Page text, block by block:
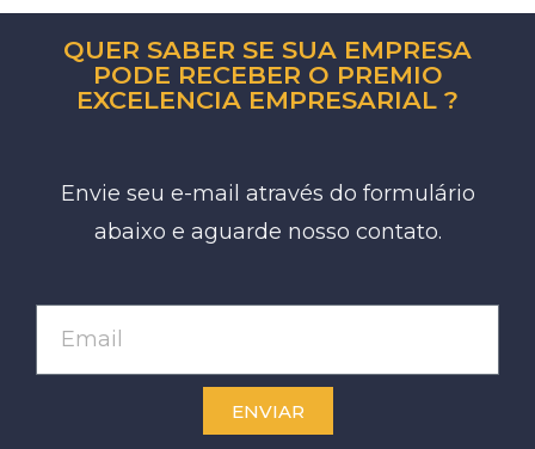
QUER SABER SE SUA EMPRESA
PODE RECEBER O PREMIO
EXCELENCIA EMPRESARIAL ?
Envie seu e-mail através do formulário
abaixo e aguarde nosso contato.
ENVIAR